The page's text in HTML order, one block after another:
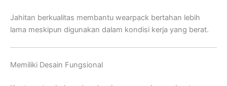
Jahitan berkualitas membantu wearpack bertahan lebih
lama meskipun digunakan dalam kondisi kerja yang berat.
Memiliki Desain Fungsional